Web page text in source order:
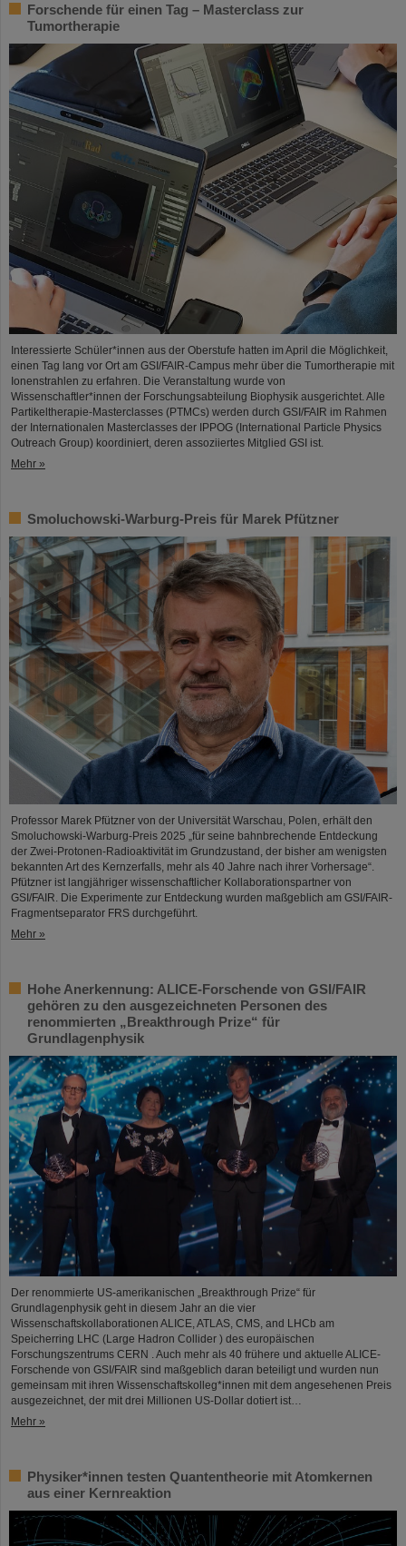
Forschende für einen Tag – Masterclass zur
Tumortherapie
Interessierte Schüler*innen aus der Oberstufe hatten im April die Möglichkeit,
einen Tag lang vor Ort am GSI/FAIR-Campus mehr über die Tumortherapie mit
Ionenstrahlen zu erfahren. Die Veranstaltung wurde von
Wissenschaftler*innen der Forschungsabteilung Biophysik ausgerichtet. Alle
Partikeltherapie-Masterclasses (PTMCs) werden durch GSI/FAIR im Rahmen
der Internationalen Masterclasses der IPPOG (International Particle Physics
Outreach Group) koordiniert, deren assoziiertes Mitglied GSI ist.
Mehr »
Smoluchowski-Warburg-Preis für Marek Pfützner
Professor Marek Pfützner von der Universität Warschau, Polen, erhält den
Smoluchowski-Warburg-Preis 2025 „für seine bahnbrechende Entdeckung
der Zwei-Protonen-Radioaktivität im Grundzustand, der bisher am wenigsten
bekannten Art des Kernzerfalls, mehr als 40 Jahre nach ihrer Vorhersage“.
Pfützner ist langjähriger wissenschaftlicher Kollaborationspartner von
GSI/FAIR. Die Experimente zur Entdeckung wurden maßgeblich am GSI/FAIR-
Fragmentseparator FRS durchgeführt.
Mehr »
Hohe Anerkennung: ALICE-Forschende von GSI/FAIR
gehören zu den ausgezeichneten Personen des
renommierten „Breakthrough Prize“ für
Grundlagenphysik
Der renommierte US-amerikanischen „Breakthrough Prize“ für
Grundlagenphysik geht in diesem Jahr an die vier
Wissenschaftskollaborationen ALICE, ATLAS, CMS, and LHCb am
Speicherring LHC (Large Hadron Collider ) des europäischen
Forschungszentrums CERN . Auch mehr als 40 frühere und aktuelle ALICE-
Forschende von GSI/FAIR sind maßgeblich daran beteiligt und wurden nun
gemeinsam mit ihren Wissenschaftskolleg*innen mit dem angesehenen Preis
ausgezeichnet, der mit drei Millionen US-Dollar dotiert ist…
Mehr »
Physiker*innen testen Quantentheorie mit Atomkernen
aus einer Kernreaktion